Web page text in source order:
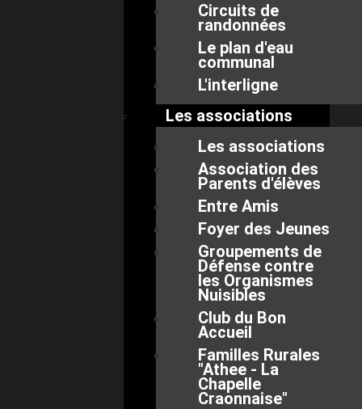
Circuits de
randonnées
Le plan d'eau
communal
L'interligne
Les associations
Les associations
Association des
Parents d'élèves
Entre Amis
Foyer des Jeunes
Groupements de
Défense contre
les Organismes
Nuisibles
Club du Bon
Accueil
Familles Rurales
"Athee - La
Chapelle
Craonnaise"